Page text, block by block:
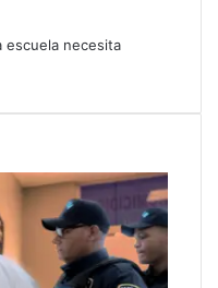
escuela necesita